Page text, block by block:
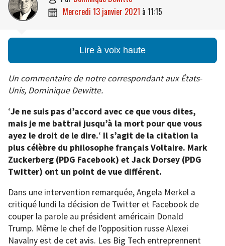
 mercredi 13 janvier 2021 à 11:15
Lire à voix haute
Un commentaire de notre correspondant aux États-
Unis, Dominique Dewitte.
‘Je ne suis pas d’accord avec ce que vous dites,
mais je me battrai jusqu’à la mort pour que vous
ayez le droit de le dire.‘ Il s’agit de la citation la
plus célèbre du philosophe français Voltaire. Mark
Zuckerberg (PDG Facebook) et Jack Dorsey (PDG
Twitter) ont un point de vue différent.
Dans une intervention remarquée, Angela Merkel a
critiqué lundi la décision de Twitter et Facebook de
couper la parole au président américain Donald
Trump. Même le chef de l’opposition russe Alexei
Navalny est de cet avis. Les Big Tech entreprennent